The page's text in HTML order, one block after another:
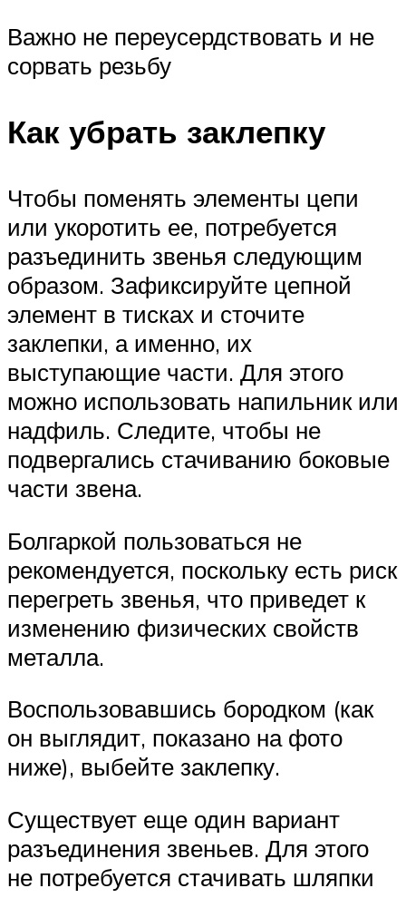
Важно не переусердствовать и не
сорвать резьбу
Как убрать заклепку
Чтобы поменять элементы цепи
или укоротить ее, потребуется
разъединить звенья следующим
образом. Зафиксируйте цепной
элемент в тисках и сточите
заклепки, а именно, их
выступающие части. Для этого
можно использовать напильник или
надфиль. Следите, чтобы не
подвергались стачиванию боковые
части звена.
Болгаркой пользоваться не
рекомендуется, поскольку есть риск
перегреть звенья, что приведет к
изменению физических свойств
металла.
Воспользовавшись бородком (как
он выглядит, показано на фото
ниже), выбейте заклепку.
Существует еще один вариант
разъединения звеньев. Для этого
не потребуется стачивать шляпки